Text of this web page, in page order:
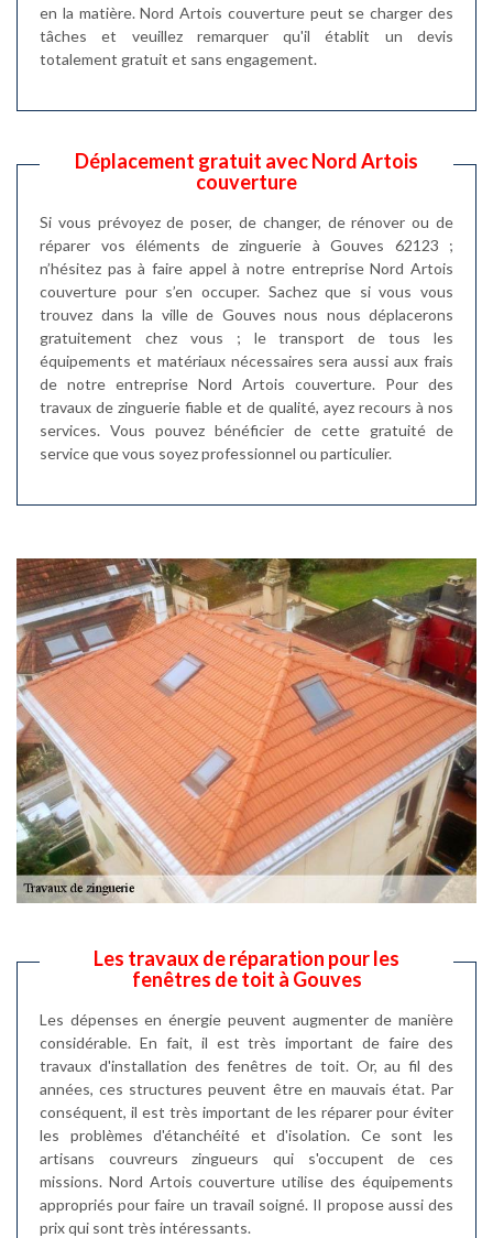
en la matière. Nord Artois couverture peut se charger des
tâches et veuillez remarquer qu'il établit un devis
totalement gratuit et sans engagement.
Déplacement gratuit avec Nord Artois
couverture
Si vous prévoyez de poser, de changer, de rénover ou de
réparer vos éléments de zinguerie à Gouves 62123 ;
n’hésitez pas à faire appel à notre entreprise Nord Artois
couverture pour s’en occuper. Sachez que si vous vous
trouvez dans la ville de Gouves nous nous déplacerons
gratuitement chez vous ; le transport de tous les
équipements et matériaux nécessaires sera aussi aux frais
de notre entreprise Nord Artois couverture. Pour des
travaux de zinguerie fiable et de qualité, ayez recours à nos
services. Vous pouvez bénéficier de cette gratuité de
service que vous soyez professionnel ou particulier.
Les travaux de réparation pour les
fenêtres de toit à Gouves
Les dépenses en énergie peuvent augmenter de manière
considérable. En fait, il est très important de faire des
travaux d'installation des fenêtres de toit. Or, au fil des
années, ces structures peuvent être en mauvais état. Par
conséquent, il est très important de les réparer pour éviter
les problèmes d'étanchéité et d'isolation. Ce sont les
artisans couvreurs zingueurs qui s'occupent de ces
missions. Nord Artois couverture utilise des équipements
appropriés pour faire un travail soigné. Il propose aussi des
prix qui sont très intéressants.